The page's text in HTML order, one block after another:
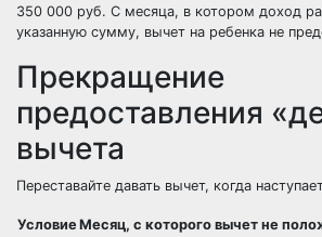
350 000 руб. С ме­ся­ца, в ко­то­ром доход
ука­зан­ную сумму, вычет на ре­бен­ка не
Прекращение
предоставления
вычета
Переставайте давать вычет, когда
УсловиеМесяц, с которого вычет не